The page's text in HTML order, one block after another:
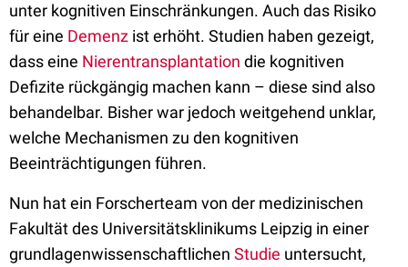
unter kognitiven Einschränkungen. Auch das Risiko
für eine Demenz ist erhöht. Studien haben gezeigt,
dass eine Nierentransplantation die kognitiven
Defizite rückgängig machen kann – diese sind also
behandelbar. Bisher war jedoch weitgehend unklar,
welche Mechanismen zu den kognitiven
Beeinträchtigungen führen.
Nun hat ein Forscherteam von der medizinischen
Fakultät des Universitätsklinikums Leipzig in einer
grundlagenwissenschaftlichen Studie untersucht,